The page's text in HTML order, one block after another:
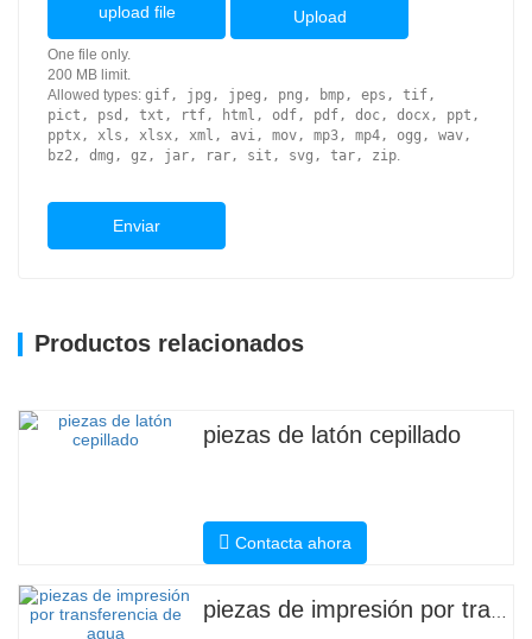
upload file Upload
One file only.
200 MB limit.
Allowed types: gif, jpg, jpeg, png, bmp, eps, tif,
pict, psd, txt, rtf, html, odf, pdf, doc, docx, ppt,
pptx, xls, xlsx, xml, avi, mov, mp3, mp4, ogg, wav,
bz2, dmg, gz, jar, rar, sit, svg, tar, zip
Enviar
Productos relacionados
piezas de latón cepillado
Contacta ahora